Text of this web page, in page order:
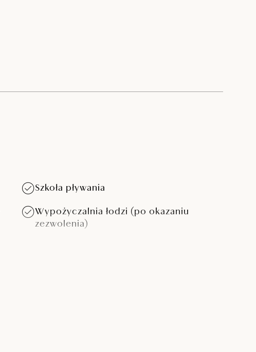
Szkoła pływania
Wypożyczalnia łodzi (po okazaniu
zezwolenia)